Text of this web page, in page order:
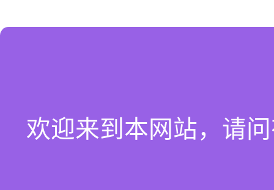
欢迎来到本网站，请